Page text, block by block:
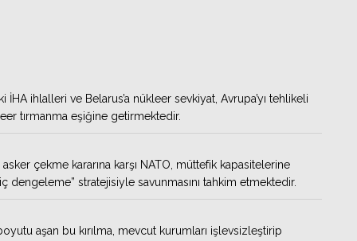
İHA ihlalleri ve Belarus’a nükleer sevkiyat, Avrupa’yı tehlikeli
tırmanma eşiğine getirmektedir.
asker çekme kararına karşı NATO, müttefik kapasitelerine
dengeleme” stratejisiyle savunmasını tahkim etmektedir.
aşan bu kırılma, mevcut kurumları işlevsizleştirip